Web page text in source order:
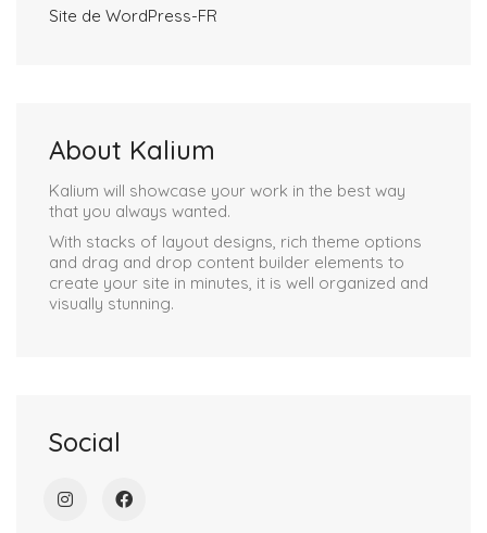
Site de WordPress-FR
About Kalium
Kalium will showcase your work in the best way
that you always wanted.
With stacks of layout designs, rich theme options
and drag and drop content builder elements to
create your site in minutes, it is well organized and
visually stunning.
Social